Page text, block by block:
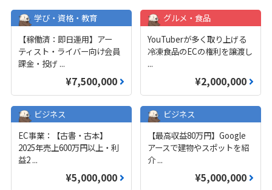
学び・資格・教育
【稼働済：即日運用】アー
ティスト・ライバー向け会員
課金・投げ ...
¥7,500,000
グルメ・食品
YouTuberが多く取り上げる
冷凍食品のECの権利を譲渡し
...
¥2,000,000
ビジネス
EC事業：【古書・古本】
2025年売上600万円以上・利
益2 ...
¥5,000,000
ビジネス
【最高収益80万円】Google
アースで建物やスポットを紹
介 ...
¥5,000,000